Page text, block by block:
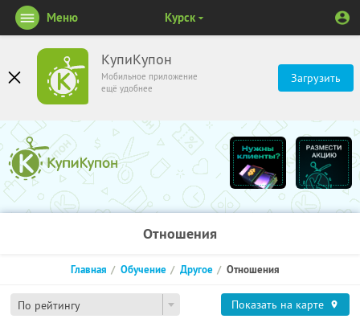
КупиКупон
Мобильное приложение
ещё удобнее
Загрузить
Меню Курск
Отношения
По рейтингу
Главная Обучение Другое Отношения
Показать на карте